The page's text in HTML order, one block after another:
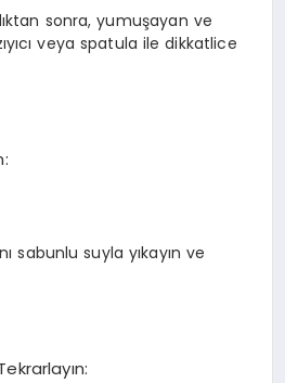
sonra, yumuşayan ve
veya spatula ile dikkatlice
sabunlu suyla yıkayın ve